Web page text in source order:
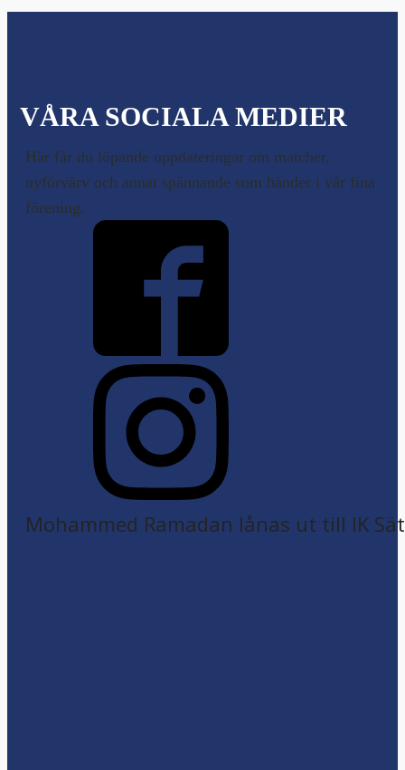
VÅRA SOCIALA MEDIER
Här får du löpande uppdateringar om matcher,
nyförvärv och annat spännande som händer i vår fina
förening.
Mohammed Ramadan lånas ut till IK